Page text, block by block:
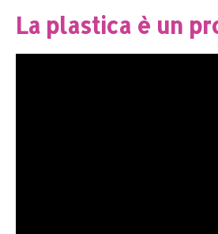
La plastica è un